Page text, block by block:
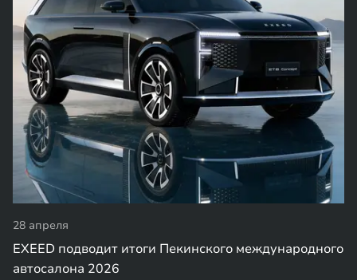
28 апреля
EXEED подводит итоги Пекинского международного
автосалона 2026